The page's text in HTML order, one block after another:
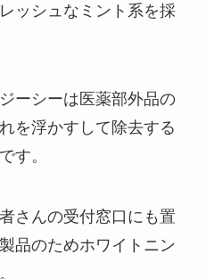
ッシュなミント系を採
ーシーは医薬部外品の
を浮かすして除去する
す。
さんの受付窓口にも置
品のためホワイトニン